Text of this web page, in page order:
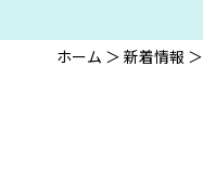
ホーム ＞ 新着情報 ＞